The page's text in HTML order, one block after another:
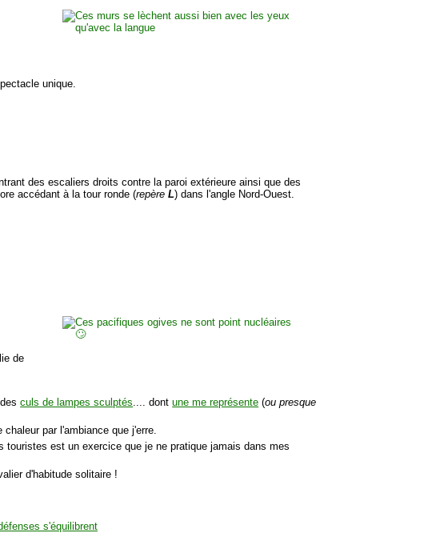
unique.
des escaliers droits contre la paroi extérieure ainsi que des
accédant à la tour ronde (repèreL) dans l'angle Nord-Ouest.
de
desculs de lampes sculptés.... dontune me représente (ou presque
par l'ambiance que j'erre.
est un exercice que je ne pratique jamais dans mes
d'habitude solitaire !